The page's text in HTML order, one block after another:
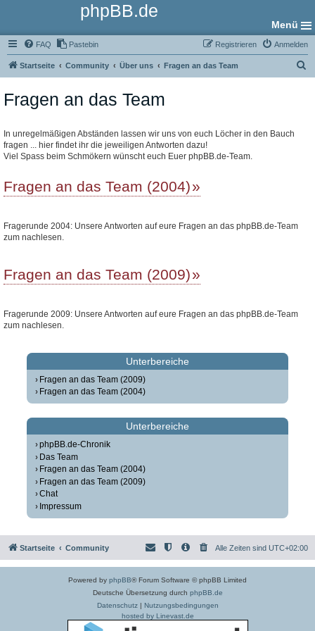
phpBB.de
Menü
FAQ Pastebin Anmelden
Registrieren
Startseite Community Über uns Fragen an das Team
Fragen an das Team
In unregelmäßigen Abständen lassen wir uns von euch Löcher in den Bauch
fragen ... hier findet ihr die jeweiligen Antworten dazu!
Viel Spass beim Schmökern wünscht euch Euer phpBB.de-Team.
Fragen an das Team (2004)
Fragerunde 2004: Unsere Antworten auf eure Fragen an das phpBB.de-Team
zum nachlesen.
Fragen an das Team (2009)
Fragerunde 2009: Unsere Antworten auf eure Fragen an das phpBB.de-Team
zum nachlesen.
Unterbereiche
Fragen an das Team (2009)
Fragen an das Team (2004)
Unterbereiche
phpBB.de-Chronik
Das Team
Fragen an das Team (2004)
Fragen an das Team (2009)
Chat
Impressum
Startseite Community Alle Zeiten sind UTC+02:00
Powered by phpBB® Forum Software © phpBB Limited
Deutsche Übersetzung durch phpBB.de
Datenschutz| Nutzungsbedingungen
hosted by Linevast.de